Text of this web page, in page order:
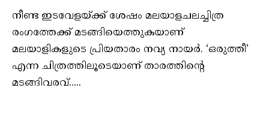
നീണ്ട ഇടവേളയ്ക്ക് ശേഷം മലയാളചലച്ചിത്ര
രംഗത്തേക്ക് മടങ്ങിയെത്തുകയാണ്
മലയാളികളുടെ പ്രിയതാരം നവ്യ നായര്‍. ‘ഒരുത്തീ’
എന്ന ചിത്രത്തിലൂടെയാണ് താരത്തിന്റെ
മടങ്ങിവരവ്.....